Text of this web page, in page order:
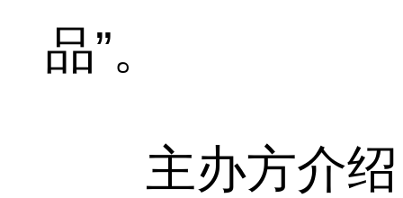
品”。
主办方介绍